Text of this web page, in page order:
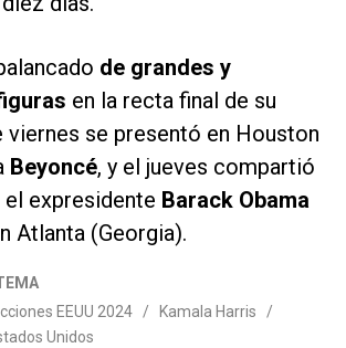
de grandes y
en la recta final de su
viernes se presentó en Houston
Beyoncé, y el jueves compartió
expresidente Barack Obama
Atlanta (Georgia).
EEUU 2024 / Kamala Harris
/
Unidos